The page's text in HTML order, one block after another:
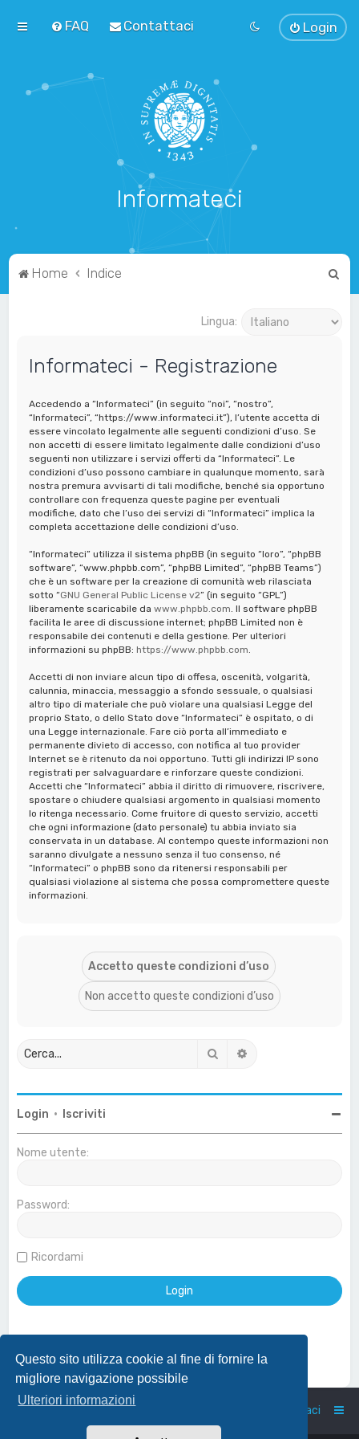
Questo sito utilizza cookie al fine di fornire la
migliore navigazione possibile
Ulteriori informazioni
FAQ Contattaci Login
Informateci
Home Indice
Lingua:
Informateci - Registrazione
Accedendo a “Informateci” (in seguito “noi”, “nostro”,
“Informateci”, “https://www.informateci.it”), l’utente accetta di
essere vincolato legalmente alle seguenti condizioni d’uso. Se
non accetti di essere limitato legalmente dalle condizioni d’uso
seguenti non utilizzare i servizi offerti da “Informateci”. Le
condizioni d’uso possono cambiare in qualunque momento, sarà
nostra premura avvisarti di tali modifiche, benché sia opportuno
controllare con frequenza queste pagine per eventuali
modifiche, dato che l’uso dei servizi di “Informateci” implica la
completa accettazione delle condizioni d’uso.
“Informateci” utilizza il sistema phpBB (in seguito “loro”, “phpBB
software”, “www.phpbb.com”, “phpBB Limited”, “phpBB Teams”)
che è un software per la creazione di comunità web rilasciata
sotto “GNU General Public License v2” (in seguito “GPL”)
liberamente scaricabile dawww.phpbb.com . Il software phpBB
facilita le aree di discussione internet; phpBB Limited non è
responsabile dei contenuti e della gestione. Per ulteriori
informazioni su phpBB: https://www.phpbb.com
Accetti di non inviare alcun tipo di offesa, oscenità, volgarità,
calunnia, minaccia, messaggio a sfondo sessuale, o qualsiasi
altro tipo di materiale che può violare una qualsiasi Legge del
proprio Stato, o dello Stato dove “Informateci” è ospitato, o di
una Legge internazionale. Fare ciò porta all’immediato e
permanente divieto di accesso, con notifica al tuo provider
Internet se è ritenuto da noi opportuno. Tutti gli indirizzi IP sono
registrati per salvaguardare e rinforzare queste condizioni.
Accetti che “Informateci” abbia il diritto di rimuovere, riscrivere,
spostare o chiudere qualsiasi argomento in qualsiasi momento
lo ritenga necessario. Come fruitore di questo servizio, accetti
che ogni informazione (dato personale) tu abbia inviato sia
conservata in un database. Al contempo queste informazioni non
saranno divulgate a nessuno senza il tuo consenso, né
“Informateci” o phpBB sono da ritenersi responsabili per
qualsiasi violazione al sistema che possa compromettere queste
informazioni.
Cerca
Login • Iscriviti
Nome utente:
Password:
Ricordami
Effettua login con account Google
Home Indice Contattaci